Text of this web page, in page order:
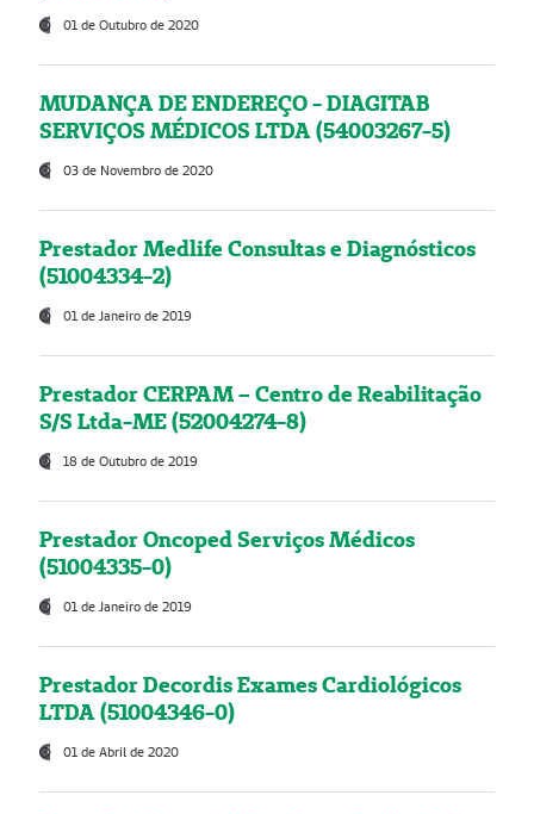
01 de Outubro de 2020
MUDANÇA DE ENDEREÇO - DIAGITAB
SERVIÇOS MÉDICOS LTDA (54003267-5)
03 de Novembro de 2020
Prestador Medlife Consultas e Diagnósticos
(51004334-2)
01 de Janeiro de 2019
Prestador CERPAM – Centro de Reabilitação
S/S Ltda-ME (52004274-8)
18 de Outubro de 2019
Prestador Oncoped Serviços Médicos
(51004335-0)
01 de Janeiro de 2019
Prestador Decordis Exames Cardiológicos
LTDA (51004346-0)
01 de Abril de 2020